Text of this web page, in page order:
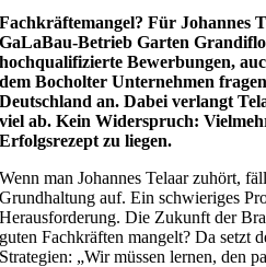
Fachkräftemangel? Für Johannes
GaLaBau-Betrieb Garten
hochqualifizierte Bewerbungen,
dem Bocholter Unternehmen
Deutschland an. Dabei verlangt
viel ab. Kein Widerspruch:
Erfolgsrezept zu liegen.
Wenn man Johannes Telaar zuhört,
Grundhaltung auf. Ein schwieriges
Herausforderung. Die Zukunft der
guten Fachkräften mangelt? Da setzt
Strategien: „Wir müssen lernen, den